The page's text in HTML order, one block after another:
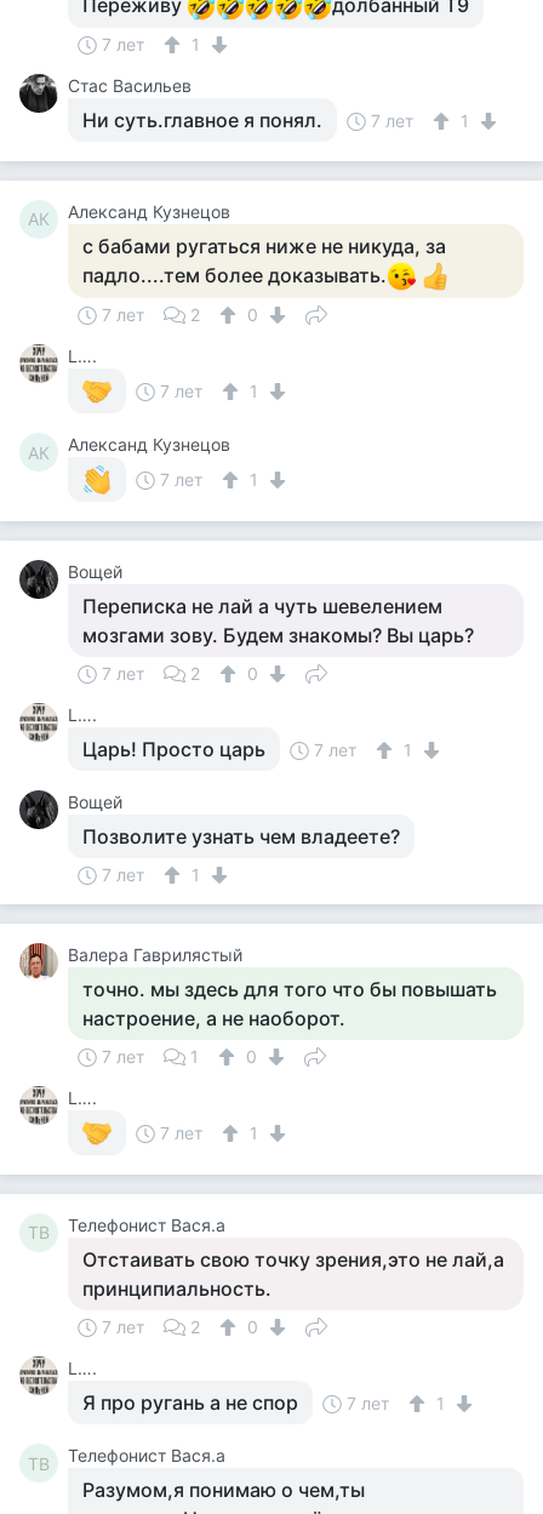
Переживу долбанный Т9
7 лет
1
Стас Васильев
Ни суть.главное я понял. 7 лет 1
АК Александ Кузнецов
с бабами ругаться ниже не никуда, за
падло....тем более доказывать.
7 лет 2
0
L….
7 лет
1
АК
Александ Кузнецов
7 лет
1
Вощей
Переписка не лай а чуть шевелением
мозгами зову. Будем знакомы? Вы царь?
7 лет 2
0
L….
Царь! Просто царь 7 лет 1
Вощей
Позволите узнать чем владеете?
7 лет 1
Валера Гаврилястый
точно. мы здесь для того что бы повышать
настроение, а не наоборот.
7 лет 1
0
L….
7 лет
1
ТВ Телефонист Вася.а
Отстаивать свою точку зрения,это не лай,а
принципиальность.
7 лет 2
0
L….
Я про ругань а не спор 7 лет 1
ТВ Телефонист Вася.а
Разумом,я понимаю о чем,ты